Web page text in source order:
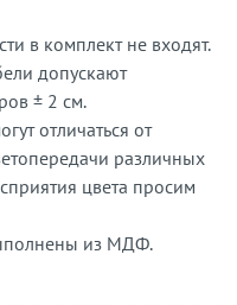
в комплект не входят.
допускают
± 2 см.
отличаться от
различных
цвета просим
из МДФ.